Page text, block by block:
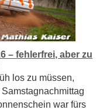
– fehlerfrei, aber zu
los zu müssen,
war fürs